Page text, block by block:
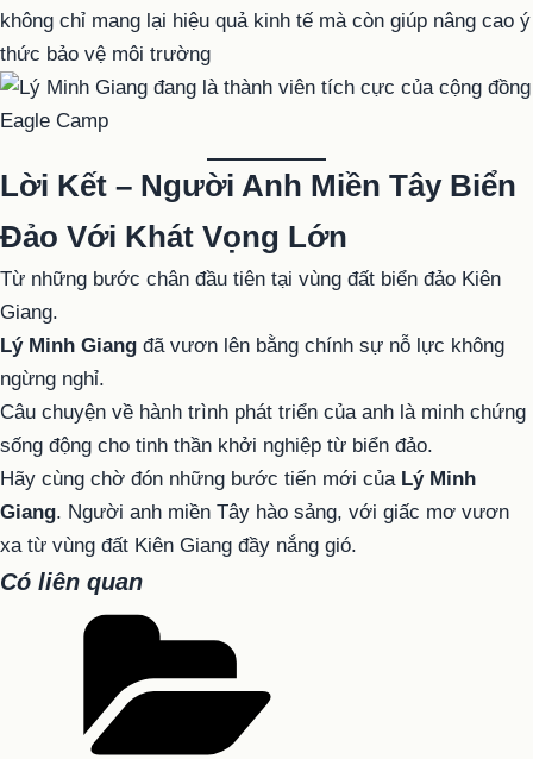
không chỉ mang lại hiệu quả kinh tế mà còn giúp nâng cao ý
thức bảo vệ môi trường
Lời Kết – Người Anh Miền Tây Biển
Đảo Với Khát Vọng Lớn
Từ những bước chân đầu tiên tại vùng đất biển đảo Kiên
Giang.
Lý Minh Giang đã vươn lên bằng chính sự nỗ lực không
ngừng nghỉ.
Câu chuyện về hành trình phát triển của anh là minh chứng
sống động cho tinh thần khởi nghiệp từ biển đảo.
Hãy cùng chờ đón những bước tiến mới của Lý Minh
Giang. Người anh miền Tây hào sảng, với giấc mơ vươn
xa từ vùng đất Kiên Giang đầy nắng gió.
Có liên quan